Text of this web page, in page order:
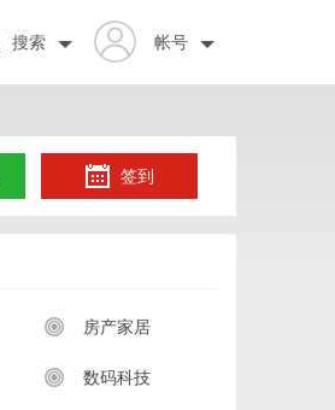
帐号
搜索
签到
房产家居
数码科技